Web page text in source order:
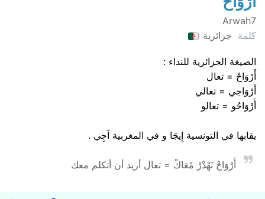
Arwah7
كلمة جزائرية
الصيغة الجزائرية للنداء :
أَرْوَاحْ = تعال
أَرْوَاحِي = تعالي
أَرْوَاحُو = تعالو
يقابها في التونسية إِيجَا و في المغربية آجِي .
أَرْوَاحْ نَهْدْرْ مْعَاكْ = تعال أريد أن أتكلم معك